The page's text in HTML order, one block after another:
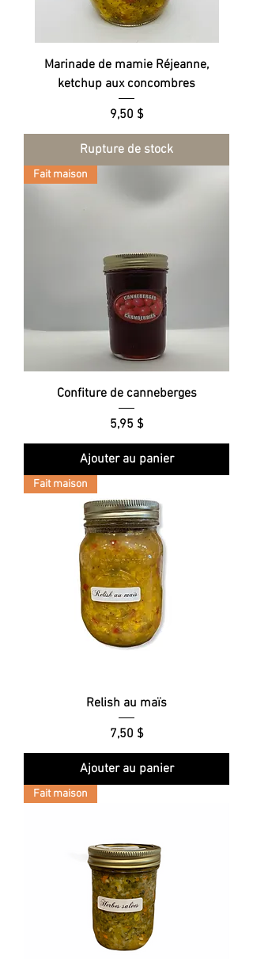
Marinade de mamie Réjeanne,
ketchup aux concombres
Prix
9,50 $
Rupture de stock
Fait maison
Confiture de canneberges
Prix
5,95 $
Ajouter au panier
Fait maison
Relish au maïs
Prix
7,50 $
Ajouter au panier
Fait maison